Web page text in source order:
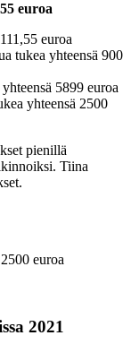
euroa
euroa
tukea yhteensä 900
5899 euroa
yhteensä 2500
pienillä
Tiina
euroa
2021